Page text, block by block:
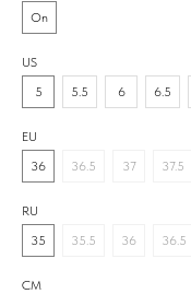
On
US
5
5.5 6 6.5
EU
36
36.5 37 37.5
RU
35
35.5 36 36.5
CM